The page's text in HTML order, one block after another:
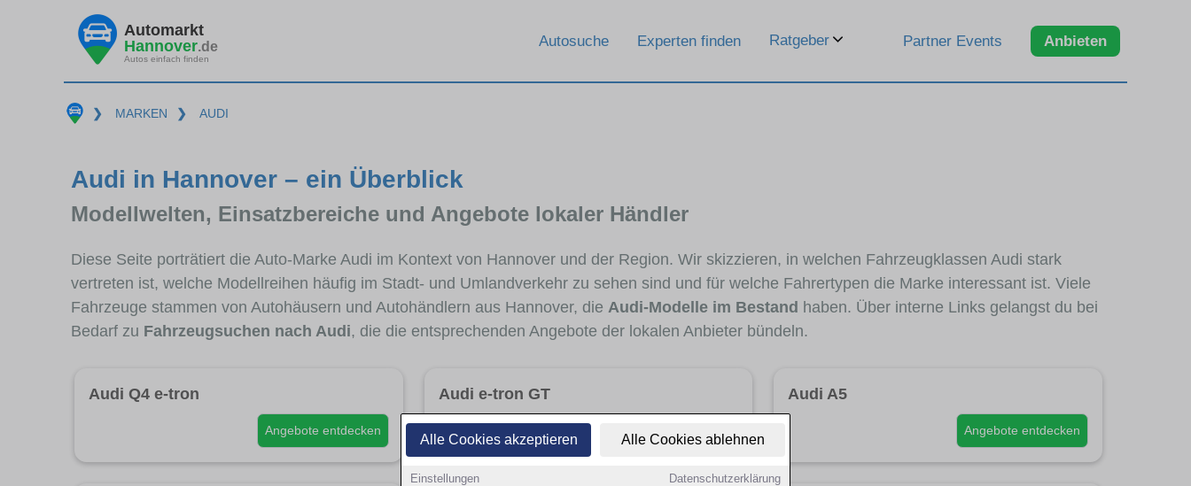
Alle Cookies akzeptieren Alle Cookies ablehnen
Einstellungen Datenschutzerklärung
Automarkt
Hannover.de
Autos einfach finden
Autosuche Experten finden Ratgeber Partner Events Anbieten
❯ MARKEN ❯ AUDI
Audi in Hannover – ein Überblick
Modellwelten, Einsatzbereiche und Angebote lokaler Händler
Diese Seite porträtiert die Auto-Marke Audi im Kontext von Hannover und der Region. Wir skizzieren, in welchen Fahrzeugklassen Audi stark
vertreten ist, welche Modellreihen häufig im Stadt- und Umlandverkehr zu sehen sind und für welche Fahrertypen die Marke interessant ist. Viele
Fahrzeuge stammen von Autohäusern und Autohändlern aus Hannover, die Audi-Modelle im Bestand haben. Über interne Links gelangst du bei
Bedarf zu Fahrzeugsuchen nach Audi, die die entsprechenden Angebote der lokalen Anbieter bündeln.
Audi Q4 e-tron
Angebote entdecken
Audi e-tron GT Audi A5
Angebote entdecken